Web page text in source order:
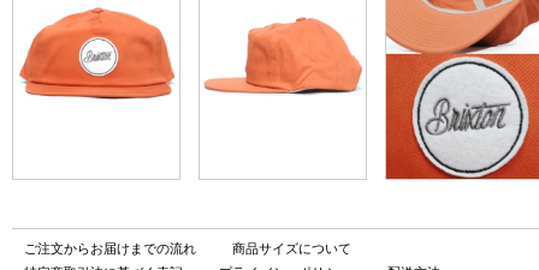
ご注文からお届けまでの流れ
商品サイズについて